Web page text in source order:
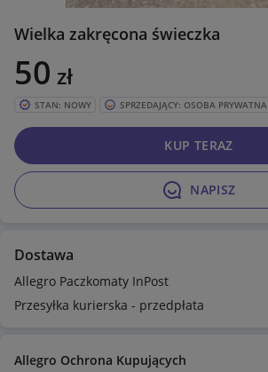
Wielka zakręcona świeczka
50 zł
STAN: NOWY SPRZEDAJĄCY: OSOBA PRYWATNA
NAPISZ
KUP TERAZ
Dostawa
Allegro Paczkomaty InPost
Przesyłka kurierska - przedpłata
Allegro Ochrona Kupujących